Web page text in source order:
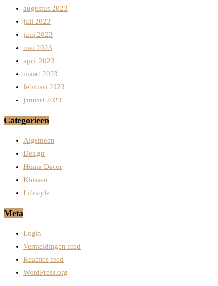
augustus 2023
juli 2023
juni 2023
mei 2023
april 2023
maart 2023
februari 2023
januari 2023
Categorieën
Algemeen
Design
Home Decor
Klussen
Lifestyle
Meta
Login
Vermeldingen feed
Reacties feed
WordPress.org